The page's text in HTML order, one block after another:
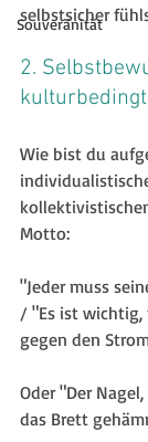
Souveränität
selbstsicher
2.
Wie bist du
Motto:
"Jeder muss
/ "Es ist wichtig,
gegen den
Oder "Der
das Brett